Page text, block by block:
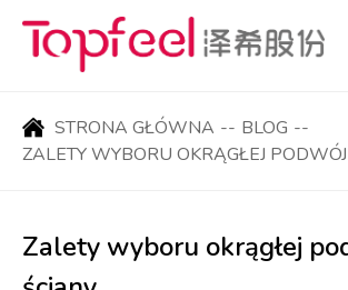
STRONA GŁÓWNA -- BLOG --
ZALETY WYBORU OKRĄGŁEJ
Zalety wyboru okrągłej